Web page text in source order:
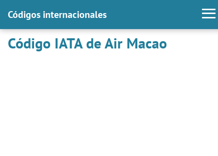
Códigos internacionales
Código IATA de Air Macao